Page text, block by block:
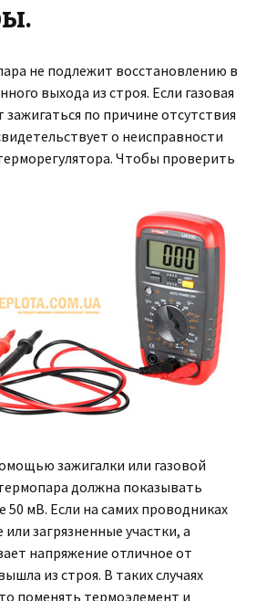
не подлежит восстановлению в
выхода из строя. Если газовая
зажигаться по причине отсутствия
о неисправности
Чтобы проверить
зажигалки или газовой
должна показывать
50 мВ. Если на самих проводниках
загрязненные участки, а
напряжение отличное от
из строя. В таких случаях
поменять термоэлемент и